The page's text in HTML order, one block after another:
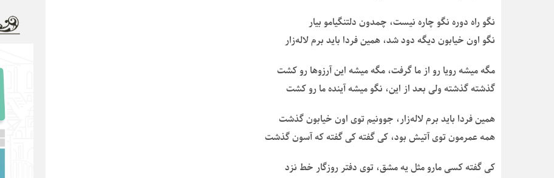
نگو راه دوره نگو چاره نیست، چمدون دلتنگیامو بیار
نگو اون خیابون دیگه دود شد، همین فردا باید برم لاله‌زار
مگه میشه رویا رو از ما گرفت، مگه میشه این آرزوها رو کشت
گذشته گذشته ولی بعد از این، نگو میشه آینده ما رو کشت
همین فردا باید برم لاله‌زار، جوونیم توی اون خیابون گذشت
همه عمرمون توی آتیش بود، کی گفته کی گفته که آسون گذشت
کی گفته کسی مارو مثل یه مشق، توی دفتر روزگار خط نزد